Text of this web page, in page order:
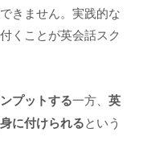
きません。実践的な
くことが英会話スク
プットする一方、 英
に付けられるという